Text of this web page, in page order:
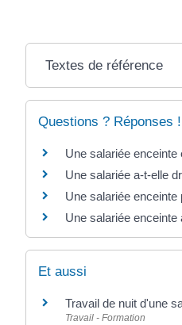
Textes de référence
Questions ? Réponses !
Une salariée
Une salariée a-t-elle
Une salariée
Une salariée
Et aussi
Travail de nuit d'une
Travail - Formation